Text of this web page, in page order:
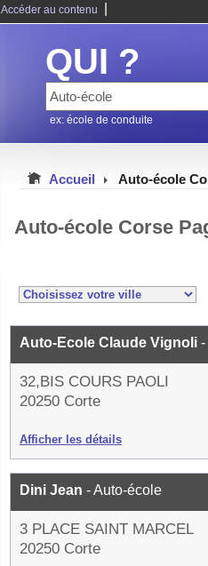
Accéder au contenu
QUI ?
ex: école de conduite
Accueil Auto-école
Auto-école Corse
Auto-Ecole Claude Vignoli -
32,BIS COURS PAOLI
20250 Corte
Afficher les détails
Dini Jean - Auto-école
3 PLACE SAINT MARCEL
20250 Corte